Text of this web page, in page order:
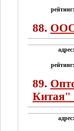
рейтинг:
88. ООО
адрес:
рейтинг:
89.
Китая"
адрес: